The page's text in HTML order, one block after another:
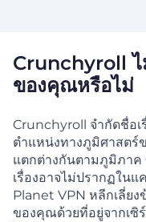
Crunchyroll ไ
ของคุณหรือไม่
Crunchyroll จำกัดชื่อเ
ตำแหน่งทางภูมิศาสต
แตกต่างกันตามภูมิภาค
เรื่องอาจไม่ปรากฏใน
Planet VPN หลีกเลี่ย
ของคุณด้วยที่อยู่จากเซิ